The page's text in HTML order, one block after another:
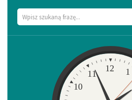
1
10
11
12